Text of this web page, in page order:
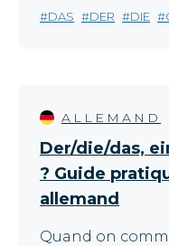
DAS DER DIE
ALLEMAND
Der/die/das,
? Guide
allemand
Quand on